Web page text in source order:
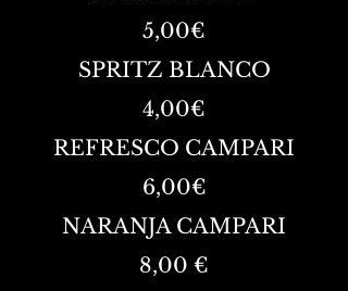
5,00€
SPRITZ BLANCO
4,00€
REFRESCO CAMPARI
6,00€
NARANJA CAMPARI
8,00 €